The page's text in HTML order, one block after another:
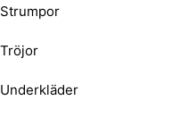
Strumpor
Tröjor
Underkläder